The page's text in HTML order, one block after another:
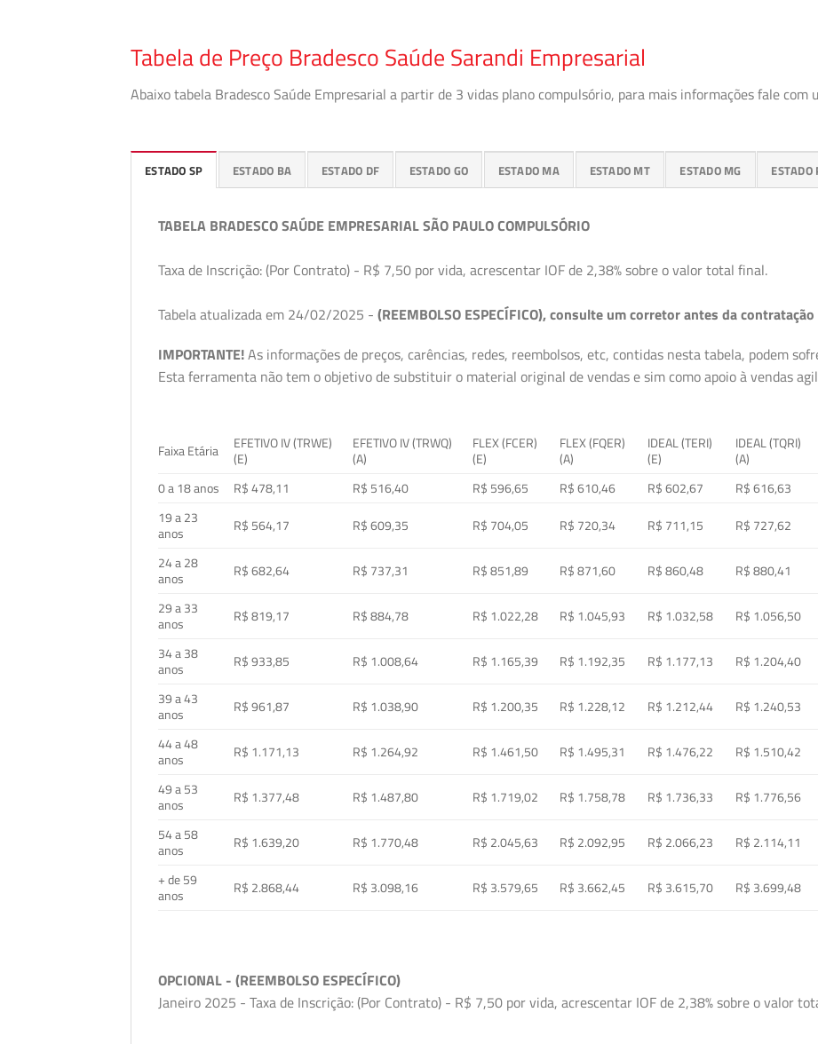
Tabela de Preço Bradesco Saúde Sarandi Empresarial
Abaixo tabela Bradesco Saúde Empresarial a partir de 3 vidas plano compulsório, para mais informações fale com
ESTADO SP ESTADO BA ESTADO DF ESTADO GO ESTADO MA ESTADO MT ESTADO MG ESTADO
TABELA BRADESCO SAÚDE EMPRESARIAL SÃO PAULO COMPULSÓRIO
Taxa de Inscrição: (Por Contrato) - R$ 7,50 por vida, acrescentar IOF de 2,38% sobre o valor total final.
Tabela atualizada em 24/02/2025 - (REEMBOLSO ESPECÍFICO), consulte um corretor antes da
IMPORTANTE!As informações de preços, carências, redes, reembolsos, etc, contidas nesta tabela, podem
Esta ferramenta não tem o objetivo de substituir o material original de vendas e sim como apoio à vendas
Faixa Etária
EFETIVO IV (TRWE)
(E)
EFETIVO IV (TRWQ)
(A)
FLEX (FCER)
(E)
FLEX (FQER)
(A)
IDEAL (TERI)
(E)
IDEAL (TQRI)
(A)
0 a 18 anos
R$ 478,11 R$ 516,40 R$ 596,65 R$ 610,46 R$ 602,67 R$ 616,63
19 a 23
anos
R$ 564,17 R$ 609,35 R$ 704,05 R$ 720,34 R$ 711,15 R$ 727,62
24 a 28
anos
R$ 682,64 R$ 737,31 R$ 851,89 R$ 871,60 R$ 860,48 R$ 880,41
29 a 33
anos
R$ 819,17 R$ 884,78 R$ 1.022,28 R$ 1.045,93 R$ 1.032,58 R$ 1.056,50
34 a 38
anos
R$ 933,85 R$ 1.008,64 R$ 1.165,39 R$ 1.192,35 R$ 1.177,13 R$ 1.204,40
39 a 43
anos
R$ 961,87 R$ 1.038,90 R$ 1.200,35 R$ 1.228,12 R$ 1.212,44 R$ 1.240,53
44 a 48
anos
R$ 1.171,13 R$ 1.264,92 R$ 1.461,50 R$ 1.495,31 R$ 1.476,22 R$ 1.510,42
49 a 53
anos
R$ 1.377,48 R$ 1.487,80 R$ 1.719,02 R$ 1.758,78 R$ 1.736,33 R$ 1.776,56
54 a 58
anos
R$ 1.639,20 R$ 1.770,48 R$ 2.045,63 R$ 2.092,95 R$ 2.066,23 R$ 2.114,11
+ de 59
anos
R$ 2.868,44 R$ 3.098,16 R$ 3.579,65 R$ 3.662,45 R$ 3.615,70 R$ 3.699,48
OPCIONAL - (REEMBOLSO ESPECÍFICO)
Janeiro 2025 - Taxa de Inscrição: (Por Contrato) - R$ 7,50 por vida, acrescentar IOF de 2,38% sobre o valor